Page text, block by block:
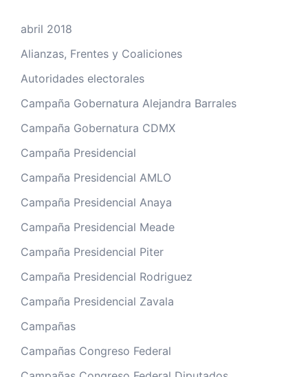
abril 2018
Alianzas, Frentes y Coaliciones
Autoridades electorales
Campaña Gobernatura Alejandra Barrales
Campaña Gobernatura CDMX
Campaña Presidencial
Campaña Presidencial AMLO
Campaña Presidencial Anaya
Campaña Presidencial Meade
Campaña Presidencial Piter
Campaña Presidencial Rodriguez
Campaña Presidencial Zavala
Campañas
Campañas Congreso Federal